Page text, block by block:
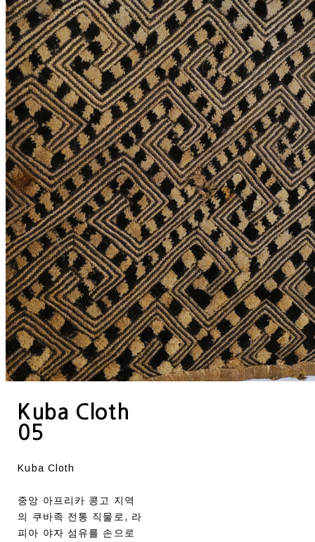
Kuba Cloth
05
Kuba Cloth
중앙 아프리카 콩고 지역
의 쿠바족 전통 직물로, 라
피아 야자 섬유를 손으로